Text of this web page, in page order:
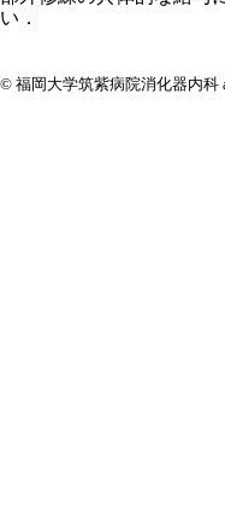
い．
© 福岡大学筑紫病院消化器内科